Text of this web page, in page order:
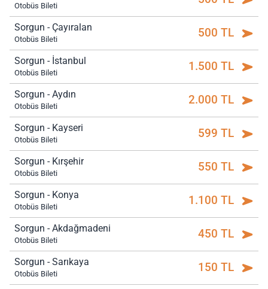
Otobüs Bileti
Sorgun - Çayıralan
Otobüs Bileti 500 TL
Sorgun - İstanbul
Otobüs Bileti 1.500 TL
Sorgun - Aydın
Otobüs Bileti 2.000 TL
Sorgun - Kayseri
Otobüs Bileti 599 TL
Sorgun - Kırşehir
Otobüs Bileti 550 TL
Sorgun - Konya
Otobüs Bileti 1.100 TL
Sorgun - Akdağmadeni
Otobüs Bileti 450 TL
Sorgun - Sarıkaya
Otobüs Bileti 150 TL